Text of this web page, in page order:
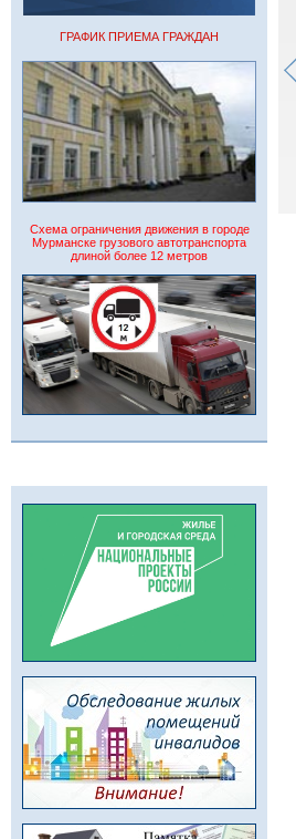
ГРАФИК ПРИЕМА ГРАЖДАН
Схема ограничения движения в городе
Мурманске грузового автотранспорта
длиной более 12 метров